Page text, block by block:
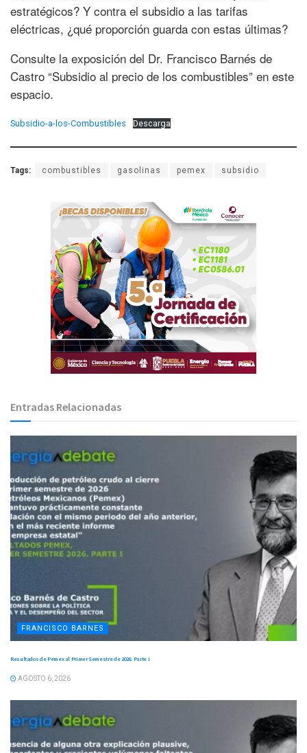
estratégicos? Y contra el subsidio a las tarifas
eléctricas, ¿qué proporción guarda con estas últimas?
Consulte la exposición del Dr. Francisco Barnés de
Castro “Subsidio al precio de los combustibles” en este
espacio.
Subsidio-a-los-Combustibles Descarga
Tags: combustibles gasolinas pemex subsidio
Entradas Relacionadas
FRANCISCO BARNES
Resultados de Pemex al Primer Semestre de 2026. Parte I
AGOSTO 6, 2026